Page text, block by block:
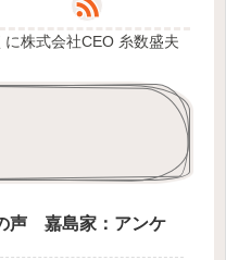
に株式会社CEO 糸数盛夫
声 嘉島家：アンケ